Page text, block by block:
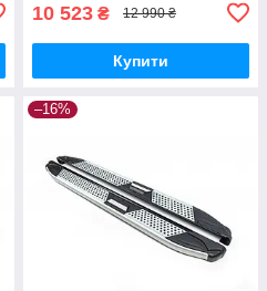
10 523 ₴ 12 990 ₴
Купити
–16%